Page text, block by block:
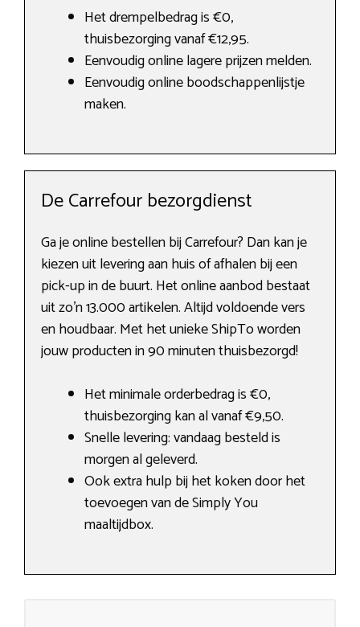
Het drempelbedrag is €0,
thuisbezorging vanaf €12,95.
Eenvoudig online lagere prijzen melden.
Eenvoudig online boodschappenlijstje
maken.
De Carrefour bezorgdienst
Ga je online bestellen bij Carrefour? Dan kan je
kiezen uit levering aan huis of afhalen bij een
pick-up in de buurt. Het online aanbod bestaat
uit zo’n 13.000 artikelen. Altijd voldoende vers
en houdbaar. Met het unieke ShipTo worden
jouw producten in 90 minuten thuisbezorgd!
Het minimale orderbedrag is €0,
thuisbezorging kan al vanaf €9,50.
Snelle levering: vandaag besteld is
morgen al geleverd.
Ook extra hulp bij het koken door het
toevoegen van de Simply You
maaltijdbox.